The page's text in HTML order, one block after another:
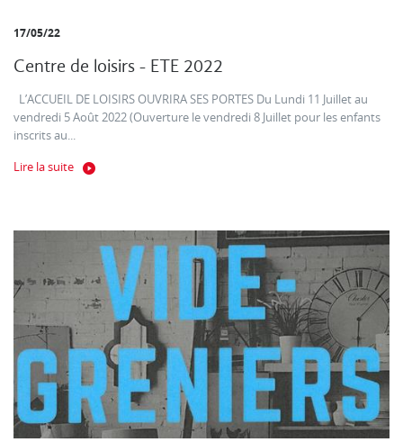
17/05/22
Centre de loisirs - ETE 2022
L’ACCUEIL DE LOISIRS OUVRIRA SES PORTES Du Lundi 11 Juillet au
vendredi 5 Août 2022 (Ouverture le vendredi 8 Juillet pour les enfants
inscrits au...
Lire la suite